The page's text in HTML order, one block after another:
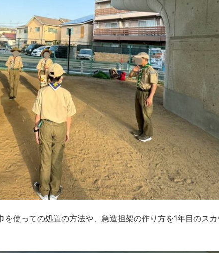
使っての処置の方法や、急造担架の作り方を1年目のス